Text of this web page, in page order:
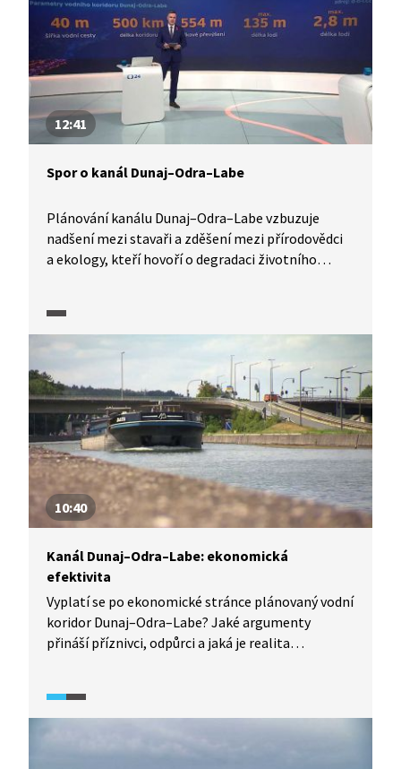
12:41
Spor o kanál Dunaj–Odra–Labe
Plánování kanálu Dunaj–Odra–Labe vzbuzuje
nadšení mezi stavaři a zděšení mezi přírodovědci
a ekology, kteří hovoří o degradaci životního
například lužní lesy. V debatě se zpracovatelem
studie proveditelnosti vodního koridoru Dunaj–
Odra–Labe M. Pavlem přírodovědec Martin Rulík
tyto možné dopady vysvětluje. Zpracovatel studie
mu oponuje.
10:40
Kanál Dunaj–Odra–Labe: ekonomická
efektivita
Vyplatí se po ekonomické stránce plánovaný vodní
koridor Dunaj–Odra–Labe? Jaké argumenty
přináší příznivci, odpůrci a jaká je realita
cenu samotné výstavby, vytíženost existujících
rychlost lodní dopravy, návaznost na další typy